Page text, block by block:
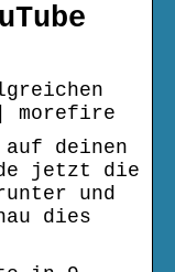
| morefire
auf deinen
jetzt die
und
dies